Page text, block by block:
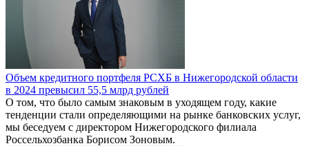
Объем кредитного портфеля РСХБ в Нижегородской области
в 2024 превысил 55,5 млрд рублей
О том, что было самым знаковым в уходящем году, какие
тенденции стали определяющими на рынке банковских услуг,
мы беседуем с директором Нижегородского филиала
Россельхозбанка Борисом Зоновым.